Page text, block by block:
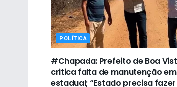
POLÍTICA
#Chapada: Prefeito de Boa
critica falta de manutenção
estadual; “Estado precisa